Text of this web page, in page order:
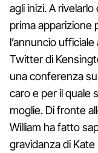
agli inizi. A rivelarlo
prima apparizione
l’annuncio
Twitter di
una conferenza
caro e per il quale
moglie. Di fronte
William ha fatto
gravidanza di